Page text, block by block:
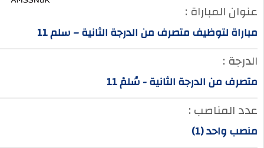
عنوان المباراة :
مباراة لتوظيف متصرف من الدرجة الثانية – سلم 11
الدرجة :
متصرف من الدرجة الثانية - سُلمْ 11
عدد المناصب :
منصب واحد (1)